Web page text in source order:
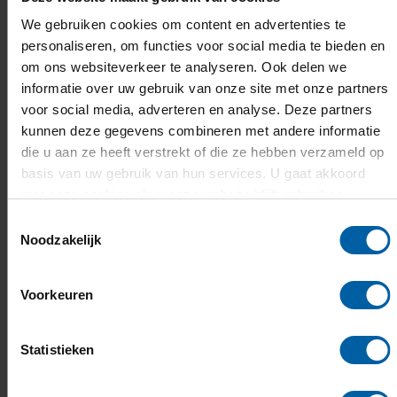
We gebruiken cookies om content en advertenties te
personaliseren, om functies voor social media te bieden en
om ons websiteverkeer te analyseren. Ook delen we
informatie over uw gebruik van onze site met onze partners
voor social media, adverteren en analyse. Deze partners
kunnen deze gegevens combineren met andere informatie
die u aan ze heeft verstrekt of die ze hebben verzameld op
basis van uw gebruik van hun services. U gaat akkoord
Noodzakelijk
Voorkeuren
Statistieken
Om te kunnen inschrijven heb je DigiD nodig. Heb je die
nog niet?Vraag deze op tijd aan , dit duurt vijf
werkdagen.
Aanmeldings- en selectieprocedure
Stap 2. Doe mee aan de